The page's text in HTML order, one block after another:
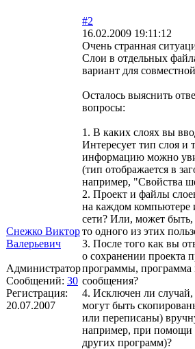
Снежко Виктор
Валерьевич
Администратор
Сообщений: 30
Регистрация:
20.07.2007
#2
16.02.2009 19:11:12
Очень странная
Слои в отдельных
вариант для
Осталось выяснить
вопросы:
1. В каких слоях вы
Интересует тип слоя и
информацию можно
(тип отображается в
например, "Свойства
2. Проект и файлы
на каждом компьютере
сети? Или, может
то одного из этих
3. После того как вы
о сохранении проекта
программы, программа
сообщения?
4. Исключен ли
могут быть
или переписаны)
например, при помощи
других программ)?